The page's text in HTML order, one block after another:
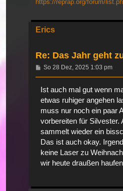
https://reprap.org/forum/
Erics
Re: Das Jahr geht
Beitrag
So 28 Dez, 2025 1:03 pm
Ist auch mal gut wenn
etwas ruhiger angehen
muss nur noch ein paar
vorbereiten für Silvester.
sammelt wieder ein
Das ist auch okay.
keine Laser zu
wir heute draußen